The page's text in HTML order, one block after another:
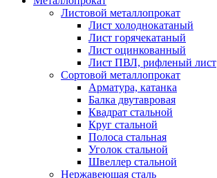
Листовой металлопрокат
Лист холоднокатаный
Лист горячекатаный
Лист оцинкованный
Лист ПВЛ, рифленый лист
Сортовой металлопрокат
Арматура, катанка
Балка двутавровая
Квадрат стальной
Круг стальной
Полоса стальная
Уголок стальной
Швеллер стальной
Нержавеющая сталь